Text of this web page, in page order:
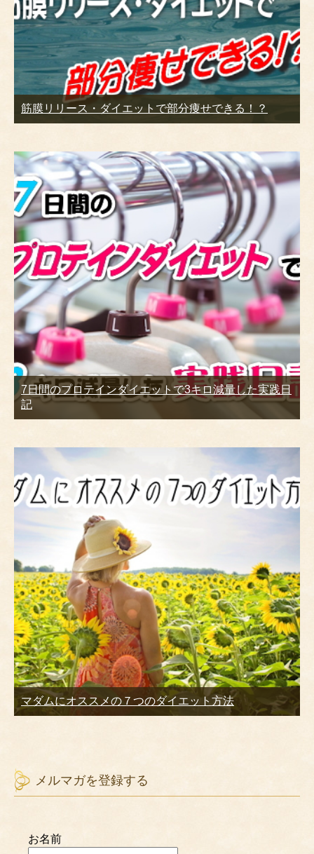
筋膜リリース・ダイエットで部分痩せできる！？
7日間のプロテインダイエットで3キロ減量した実践日
記
マダムにオススメの７つのダイエット方法
メルマガを登録する
お名前